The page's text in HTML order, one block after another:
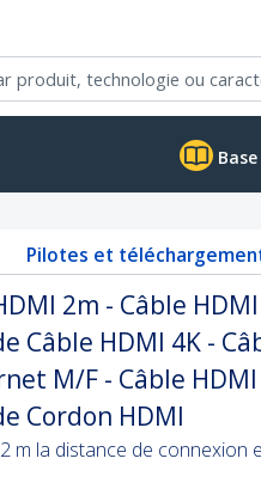
Pilotes et
2m - Câble
Câble HDMI 4K -
M/F - Câble
Cordon HDMI
m la distance de connexion